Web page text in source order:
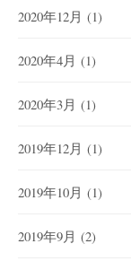
2020年12月 (1)
2020年4月 (1)
2020年3月 (1)
2019年12月 (1)
2019年10月 (1)
2019年9月 (2)